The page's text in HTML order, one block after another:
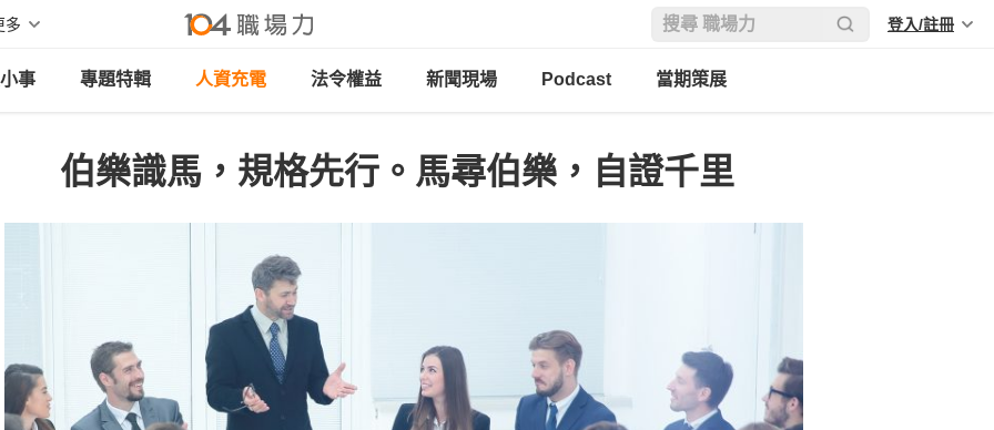
多 登入/註冊
事 專題特輯 人資充電 法令權益 新聞現場 Podcast 當期策展
伯樂識馬，規格先行。馬尋伯樂，自證千里